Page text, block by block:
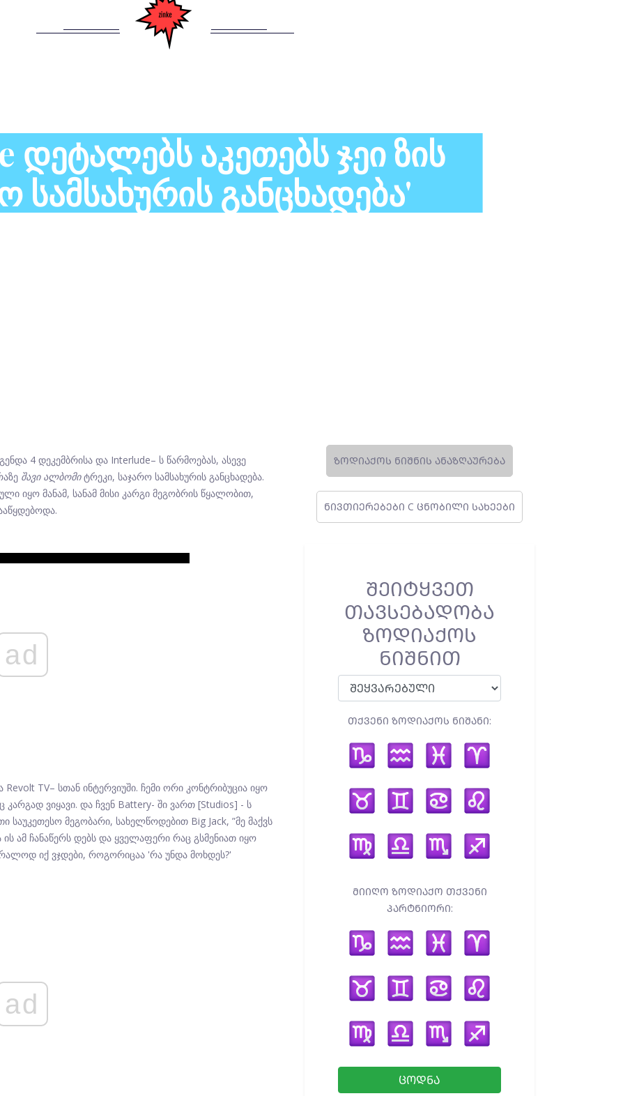
Დეტალებს Აკეთებს Ჯეი Ზის
Სამსახურის Განცხადება'
4 დეკემბრისა და Interlude– ს წარმოებას, ასევე
შავი ალბომიტრეკი, საჯარო სამსახურის განცხადება.
იყო მანამ, სანამ მისი კარგი მეგობრის წყალობით,
ad
TV– სთან ინტერვიუში. ჩემი ორი კონტრიბუცია იყო
ვიყავი. და ჩვენ Battery- ში ვართ [Studios] - ს
საუკეთესო მეგობარი, სახელწოდებით Big Jack, ”მე მაქვს
ის ამ ჩანაწერს დებს და ყველაფერი რაც გსმენიათ იყო
იქ ვჯდები, როგორიცაა 'რა უნდა მოხდეს?'
ad
ᲖᲝᲓᲘᲐᲥᲝᲡ ᲜᲘᲨᲜᲘᲡ ᲐᲜᲐᲖᲦᲐᲣᲠᲔᲑᲐ
ᲜᲘᲕᲗᲘᲔᲠᲔᲑᲔᲑᲘ C ᲪᲜᲝᲑᲘᲚᲘ ᲡᲐᲮᲔᲔᲑᲘ
ᲨᲔᲘᲢᲧᲕᲔᲗ
ᲗᲐᲕᲡᲔᲑᲐᲓᲝᲑᲐ
ᲖᲝᲓᲘᲐᲥᲝᲡ
ᲜᲘᲨᲜᲘᲗ
ᲗᲥᲕᲔᲜᲘ ᲖᲝᲓᲘᲐᲥᲝᲡ ᲜᲘᲨᲐᲜᲘ:
ᲛᲘᲘᲦᲝ ᲖᲝᲓᲘᲐᲥᲝ ᲗᲥᲕᲔᲜᲘ
ᲞᲐᲠᲢᲜᲘᲝᲠᲘ:
ᲪᲝᲓᲜᲐ